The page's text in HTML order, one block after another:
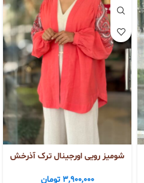
شومیز رویی اورجینال ترک آذرخش
3,900,000 تومان